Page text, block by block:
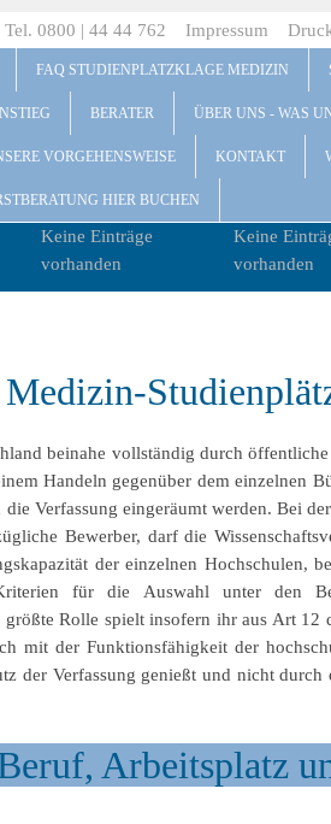
Tel. 0800 | 44 44 762 Impressum
FAQ STUDIENPLATZKLAGE MEDIZIN
BERATER ÜBER UNS - WAS
VORGEHENSWEISE KONTAKT
HIER BUCHEN
Keine Einträge
vorhanden
Keine
vorhanden
beinahe vollständig durch
Handeln gegenüber dem einzelnen
Verfassung eingeräumt werden. Bei
Bewerber, darf die
der einzelnen Hochschulen,
für die Auswahl unter den
Rolle spielt insofern ihr aus Art 12
mit der Funktionsfähigkeit der
der Verfassung genießt und nicht
Arbeitsplatz